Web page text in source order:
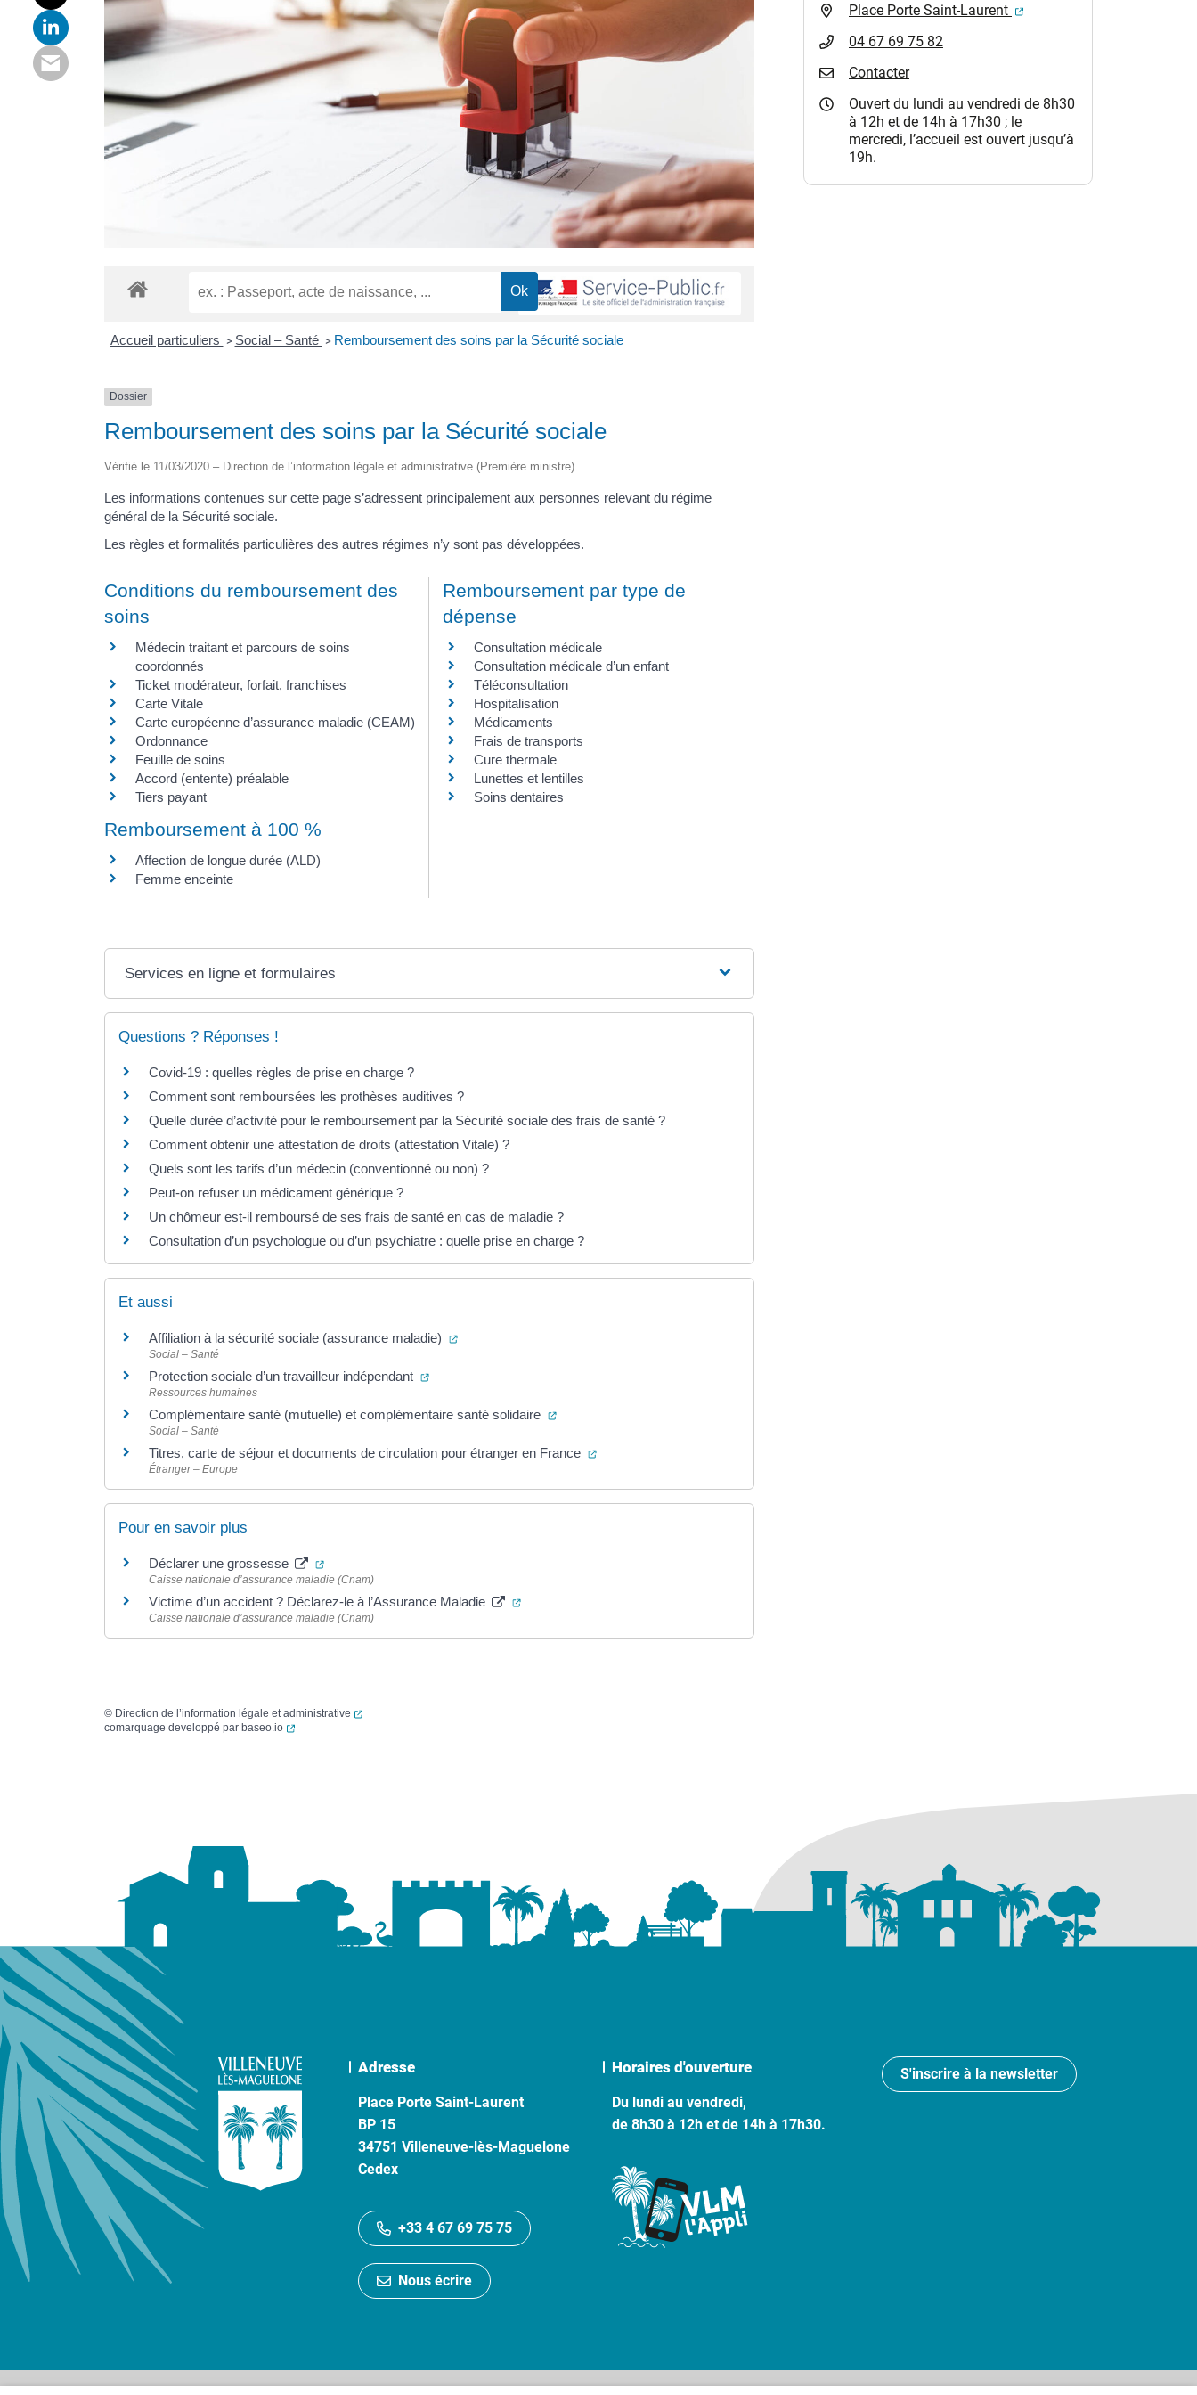
Accueil particuliers > Social – Santé > Remboursement des soins par la Sécurité sociale
Dossier
Remboursement des soins par la Sécurité sociale
Vérifié le 11/03/2020 – Direction de l’information légale et administrative (Première ministre)
Les informations contenues sur cette page s’adressent principalement aux personnes relevant du régime
général de la Sécurité sociale.
Les règles et formalités particulières des autres régimes n’y sont pas développées.
Conditions du remboursement des
soins
Médecin traitant et parcours de soins
coordonnés
Ticket modérateur, forfait, franchises
Carte Vitale
Carte européenne d’assurance maladie (CEAM)
Ordonnance
Feuille de soins
Accord (entente) préalable
Tiers payant
Remboursement par type de
dépense
Consultation médicale
Consultation médicale d’un enfant
Téléconsultation
Hospitalisation
Médicaments
Frais de transports
Cure thermale
Lunettes et lentilles
Soins dentaires
Remboursement à 100 %
Affection de longue durée (ALD)
Femme enceinte
Services en ligne et formulaires
Questions ? Réponses !
Covid-19 : quelles règles de prise en charge ?
Comment sont remboursées les prothèses auditives ?
Quelle durée d’activité pour le remboursement par la Sécurité sociale des frais de santé ?
Comment obtenir une attestation de droits (attestation Vitale) ?
Quels sont les tarifs d’un médecin (conventionné ou non) ?
Peut-on refuser un médicament générique ?
Un chômeur est-il remboursé de ses frais de santé en cas de maladie ?
Consultation d’un psychologue ou d’un psychiatre : quelle prise en charge ?
Et aussi
Affiliation à la sécurité sociale (assurance maladie) (ouverture dans un nouvel onglet)
Social – Santé
Protection sociale d’un travailleur indépendant (ouverture dans un nouvel onglet)
Ressources humaines
Complémentaire santé (mutuelle) et complémentaire santé solidaire (ouverture dans un nouvel onglet)
Social – Santé
Titres, carte de séjour et documents de circulation pour étranger en France (ouverture dans un nouvel onglet)
Étranger – Europe
Pour en savoir plus
Déclarer une grossesse (ouverture dans un nouvel onglet)
Caisse nationale d’assurance maladie (Cnam)
Victime d’un accident ? Déclarez-le à l’Assurance Maladie (ouverture dans un nouvel onglet)
Caisse nationale d’assurance maladie (Cnam)
© Direction de l’information légale et administrative
(ouverture dans un nouvel onglet)
comarquage developpé par baseo.io (ouverture dans un nouvel onglet)
Place Porte Saint-Laurent
(ouverture dans un nouvel
04 67 69 75 82
Contacter
Ouvert du lundi au vendredi de 8h30
à 12h et de 14h à 17h30 ; le
mercredi, l’accueil est ouvert jusqu’à
19h.
Adresse
Place Porte Saint-Laurent
BP 15
34751 Villeneuve-lès-Maguelone
Cedex
+33 4 67 69 75 75
Nous écrire
Horaires d'ouverture
Du lundi au vendredi,
de 8h30 à 12h et de 14h à 17h30.
S'inscrire à la newsletter